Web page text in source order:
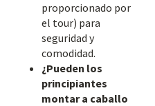
proporcionado por
el tour) para
seguridad y
comodidad.
¿Pueden los
principiantes
montar a caballo